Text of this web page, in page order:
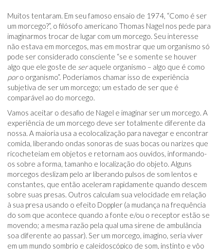
Muitos tentaram. Em seu famoso ensaio de 1974, “Como é ser
um morcego?”, o filósofo americano Thomas Nagel nos pede para
imaginarmos trocar de lugar com um morcego. Seu interesse
não estava em morcegos, mas em mostrar que um organismo só
pode ser considerado consciente “se e somente se houver
algo que ele goste de seraquele organismo – algo que é como
poro organismo”. Poderíamos chamar isso de experiência
subjetiva de ser um morcego; um estado de ser que é
comparável ao do morcego.
Vamos aceitar o desafio de Nagel e imaginar ser um morcego. A
experiência de um morcego deve ser totalmente diferente da
nossa. A maioria usa a ecolocalização para navegar e encontrar
comida, liberando ondas sonoras de suas bocas ou narizes que
ricocheteiam em objetos e retornam aos ouvidos, informando-
os sobre a forma, tamanho e localização do objeto. Alguns
morcegos deslizam pelo ar liberando pulsos de som lentos e
constantes, que então aceleram rapidamente quando descem
sobre suas presas. Outros calculam sua velocidade em relação
à sua presa usando o efeito Doppler (a mudança na frequência
do som que acontece quando a fonte e/ou o receptor estão se
movendo; a mesma razão pela qual uma sirene de ambulância
soa diferente ao passar). Ser um morcego, imagino, seria viver
em um mundo sombrio e caleidoscópico de som, instinto e vôo